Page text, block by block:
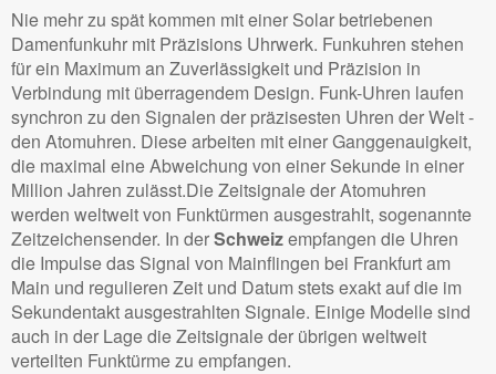
Nie mehr zu spät kommen mit einer Solar betriebenen
Damenfunkuhr mit Präzisions Uhrwerk. Funkuhren stehen
für ein Maximum an Zuverlässigkeit und Präzision in
Verbindung mit überragendem Design. Funk-Uhren laufen
synchron zu den Signalen der präzisesten Uhren der Welt -
den Atomuhren. Diese arbeiten mit einer Ganggenauigkeit,
die maximal eine Abweichung von einer Sekunde in einer
Million Jahren zulässt.Die Zeitsignale der Atomuhren
werden weltweit von Funktürmen ausgestrahlt, sogenannte
Zeitzeichensender. In derSchweizempfangen die Uhren
die Impulse das Signal von Mainflingen bei Frankfurt am
Main und regulieren Zeit und Datum stets exakt auf die im
Sekundentakt ausgestrahlten Signale. Einige Modelle sind
auch in der Lage die Zeitsignale der übrigen weltweit
verteilten Funktürme zu empfangen.